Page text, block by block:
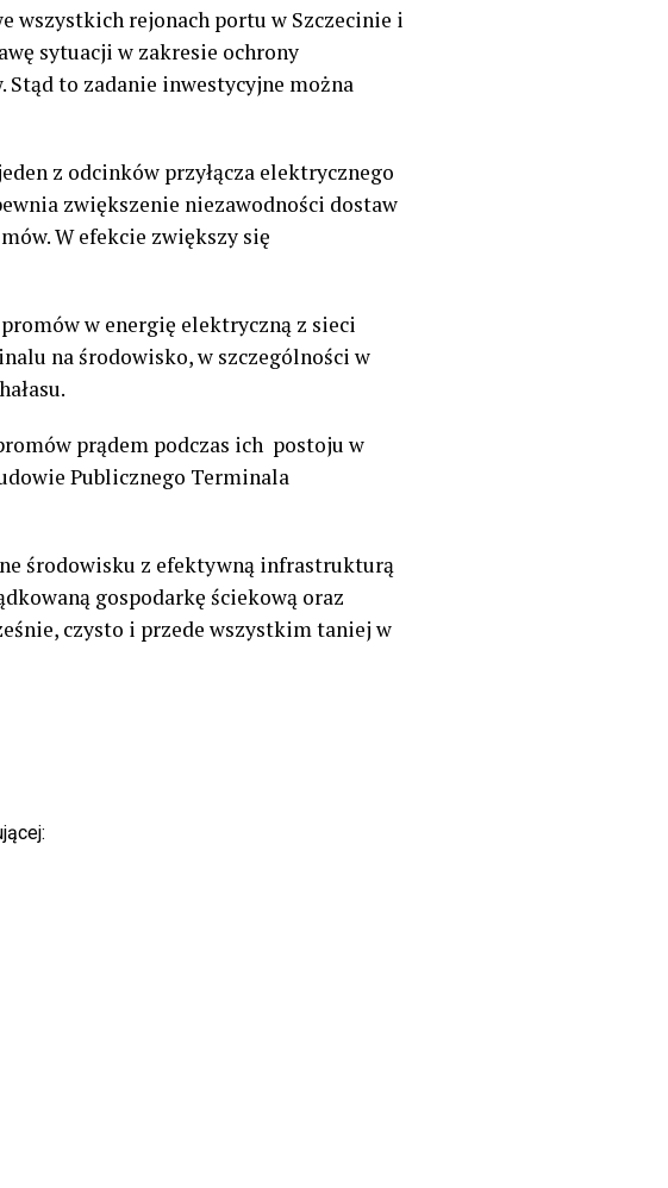
wszystkich rejonach portu w Szczecinie i
sytuacji w zakresie ochrony
to zadanie inwestycyjne można
z odcinków przyłącza elektrycznego
zwiększenie niezawodności dostaw
W efekcie zwiększy się
w energię elektryczną z sieci
na środowisko, w szczególności w
prądem podczas ich postoju w
Publicznego Terminala
środowisku z efektywną infrastrukturą
gospodarkę ściekową oraz
czysto i przede wszystkim taniej w